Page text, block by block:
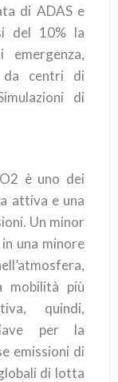
di ADAS e
del 10% la
da centri di
di
è uno dei
attiva e una
Un minor
una minore
mobilità più
quindi,
per la
emissioni di
di lotta